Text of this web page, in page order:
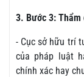
3. Bước 3:
- Cục sở hữu trí
của pháp luật
chính xác hay